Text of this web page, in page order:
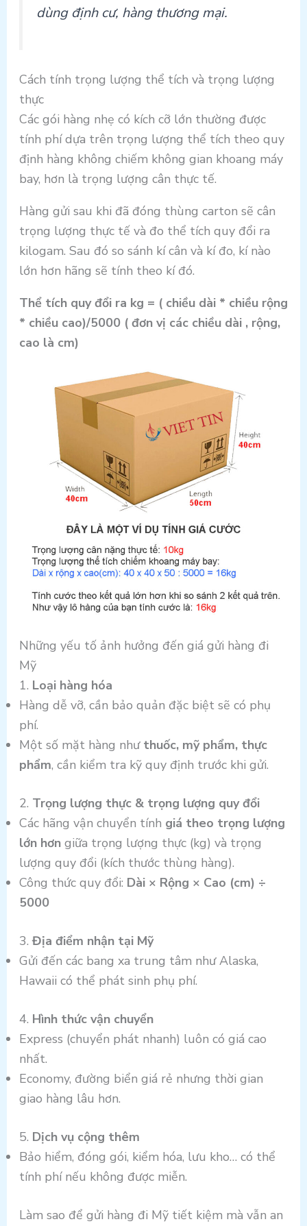
dùng định cư, hàng thương mại.
Cách tính trọng lượng thể tích và trọng lượng
thực
Các gói hàng nhẹ có kích cỡ lớn thường được
tính phí dựa trên trọng lượng thể tích theo quy
định hàng không chiếm không gian khoang máy
bay, hơn là trọng lượng cân thực tế.
Hàng gửi sau khi đã đóng thùng carton sẽ cân
trọng lượng thực tế và đo thể tích quy đổi ra
kilogam. Sau đó so sánh kí cân và kí đo, kí nào
lớn hơn hãng sẽ tính theo kí đó.
Thể tích quy đổi ra kg = ( chiều dài * chiều rộng
* chiều cao)/5000 ( đơn vị các chiều dài , rộng,
cao là cm)
Những yếu tố ảnh hưởng đến giá gửi hàng đi
Mỹ
1. Loại hàng hóa
Hàng dễ vỡ, cần bảo quản đặc biệt sẽ có phụ
phí.
Một số mặt hàng như thuốc, mỹ phẩm, thực
phẩm, cần kiểm tra kỹ quy định trước khi gửi.
2. Trọng lượng thực & trọng lượng quy đổi
Các hãng vận chuyển tính giá theo trọng lượng
lớn hơngiữa trọng lượng thực (kg) và trọng
lượng quy đổi (kích thước thùng hàng).
Công thức quy đổi: Dài × Rộng × Cao (cm) ÷
5000
3.Địa điểm nhận tại Mỹ
Gửi đến các bang xa trung tâm như Alaska,
Hawaii có thể phát sinh phụ phí.
4. Hình thức vận chuyển
Express (chuyển phát nhanh) luôn có giá cao
nhất.
Economy, đường biển giá rẻ nhưng thời gian
giao hàng lâu hơn.
5. Dịch vụ cộng thêm
Bảo hiểm, đóng gói, kiểm hóa, lưu kho… có thể
tính phí nếu không được miễn.
Làm sao để gửi hàng đi Mỹ tiết kiệm mà vẫn an